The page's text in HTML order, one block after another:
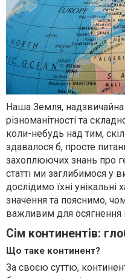
Наша Земля,
різноманітності та
коли-небудь над тим,
здавалося б, просте
захоплюючих знань про
статті ми заглибимося у
дослідимо їхні унікальні
значення та пояснимо,
важливим для осягнення
Сім континентів:
Що таке континент?
За своєю суттю,